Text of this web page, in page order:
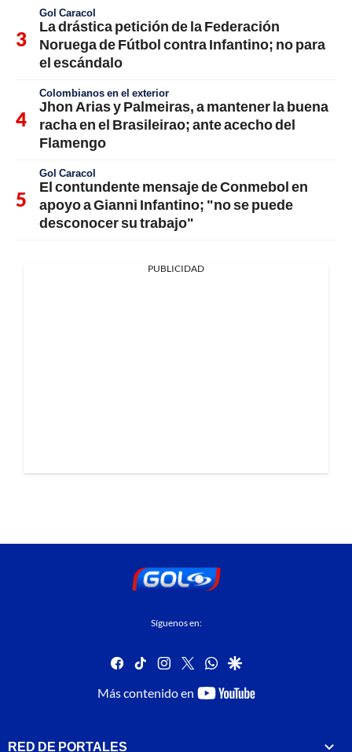
Gol Caracol
La drástica petición de la Federación
Noruega de Fútbol contra Infantino; no para
el escándalo
Colombianos en el exterior
Jhon Arias y Palmeiras, a mantener la buena
racha en el Brasileirao; ante acecho del
Flamengo
Gol Caracol
El contundente mensaje de Conmebol en
apoyo a Gianni Infantino; "no se puede
desconocer su trabajo"
PUBLICIDAD
Síguenos en:
facebook
tiktok instagram
twitterwhatsapp
google
Más contenido en
youtube-
RED DE PORTALES